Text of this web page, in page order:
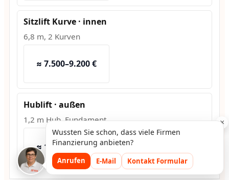
Sitzlift Kurve · innen
6,8 m, 2 Kurven
≈ 7.500–9.200 €
Hublift · außen
1,2 m Hub, Fundament
≈ 10.800–13.500 €
×
Wussten Sie schon, dass viele Firmen
Finanzierung anbieten?
Anrufen E-Mail Kontakt Formular